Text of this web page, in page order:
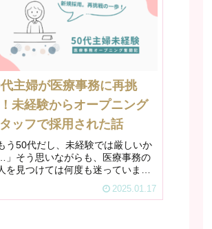
主婦が医療事務に再挑
未経験からオープニング
ッフで採用された話
もう50代だし、未経験では厳しいか
」そう思いながらも、医療事務の
を見つけては何度も迷っていまし
取得済み。ただ、これまで本格的
2025.01.17